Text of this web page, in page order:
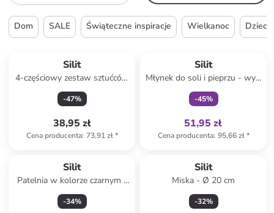
Dom SALE Świąteczne inspiracje Wielkanoc
Silit
4-częściowy zestaw sztućców
dziecięcych "Pezzy"
-47%
38,95 zł
Cena producenta: 73,91 zł*
Silit
Młynek do soli i pieprzu - wys.
14 cm
-45%
51,95 zł
Cena producenta: 95,66 zł*
Silit
Patelnia w kolorze czarnym -
Ø 20 cm
-34%
Silit
Miska - Ø 20 cm
-32%